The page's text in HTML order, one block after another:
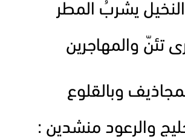
يشربُ المطر
تئنّ والمهاجرين
وبالقلوع
والرعود منشدين :